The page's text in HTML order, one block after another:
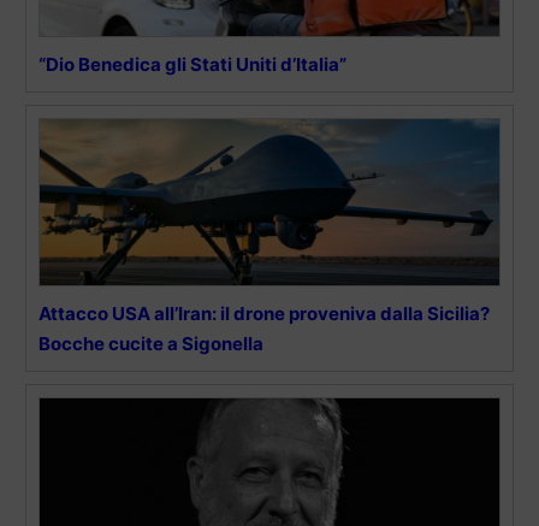
“Dio Benedica gli Stati Uniti d’Italia”
Attacco USA all’Iran: il drone proveniva dalla Sicilia?
Bocche cucite a Sigonella